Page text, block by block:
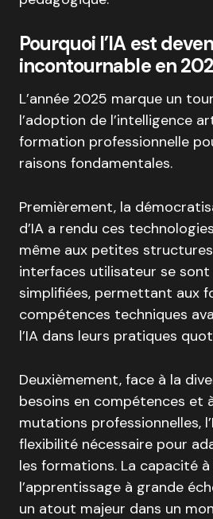
Pourquoi l’IA est
incontournable en
L’année 2025 marque un
l’adoption de l’intelligence
formation professionnelle
raisons fondamentales.
Premièrement, la
d’IA a rendu ces
même aux petites
interfaces utilisateur se
simplifiées, permettant aux
compétences techniques
l’IA dans leurs pratiques
Deuxièmement, face à la
besoins en compétences et
mutations professionnelles,
flexibilité nécessaire pour
les formations. La capacité
l’apprentissage à grande
un atout majeur dans un